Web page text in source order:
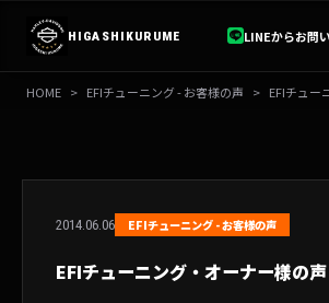
ス
HIGASHIKURUME LINEからお問
HOME > EFIチューニング - お客様の声 > EFIチュー
2014.06.06 EFIチューニング - お客様の声
EFIチューニング・オーナー様の声